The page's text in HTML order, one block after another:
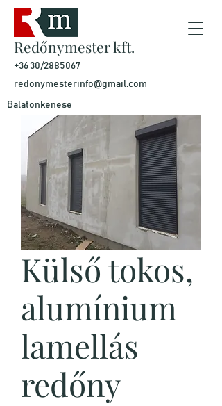
Redőnymester kft.
+36 30/2885067
redonymesterinfo@gmail.com
Balatonkenese
Külső tokos,
alumínium
lamellás
redőny